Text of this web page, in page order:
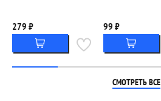
279 ₽ 99 ₽
СМОТРЕТЬ ВСЕ